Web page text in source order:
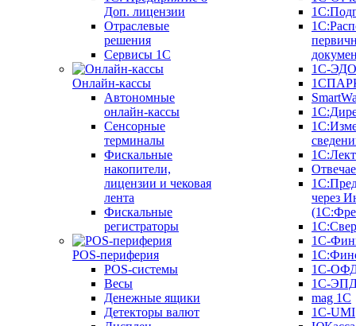
Доп. лицензии
Отраслевые
решения
Сервисы 1С
Онлайн-кассы
Автономные
онлайн-кассы
Сенсорные
терминалы
Фискальные
накопители,
лицензии и чековая
лента
Фискальные
регистраторы
POS-периферия
POS-системы
Весы
Денежные ящики
Детекторы валют
1С-ЭДО
через
1С-
1С-
1С-
mag 1C
1C-UMI